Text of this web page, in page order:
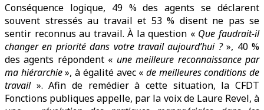
Conséquence logique, 49 % des agents se déclarent
souvent stressés au travail et 53 % disent ne pas se
sentir reconnus au travail. À la question « Que faudrait-il
changer en priorité dans votre travail aujourd’hui ?», 40 %
des agents répondent « une meilleure reconnaissance par
ma hiérarchie», à égalité avec « de meilleures conditions de
travail». Afin de remédier à cette situation, la CFDT
Fonctions publiques appelle, par la voix de Laure Revel, à